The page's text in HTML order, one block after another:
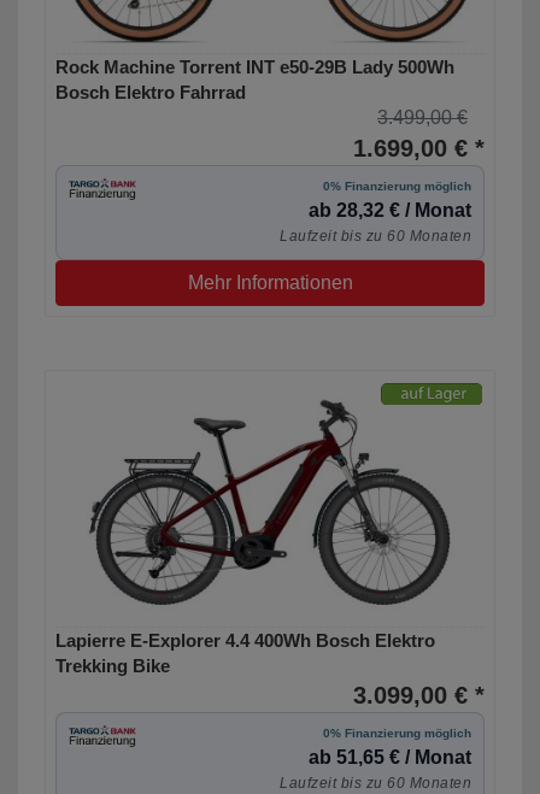
Rock Machine Torrent INT e50-29B Lady 500Wh
Bosch Elektro Fahrrad
3.499,00 €
1.699,00 € *
0% Finanzierung möglich
ab 28,32 € / Monat
Laufzeit bis zu 60 Monaten
Mehr Informationen
Lapierre E-Explorer 4.4 400Wh Bosch Elektro
Trekking Bike
3.099,00 € *
0% Finanzierung möglich
ab 51,65 € / Monat
Laufzeit bis zu 60 Monaten